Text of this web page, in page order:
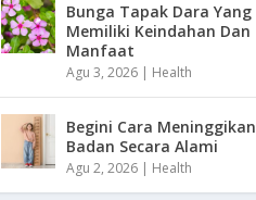
Bunga Tapak Dara Yang
Memiliki Keindahan Dan
Manfaat
Agu 3, 2026 | Health
Begini Cara Meninggikan
Badan Secara Alami
Agu 2, 2026 | Health